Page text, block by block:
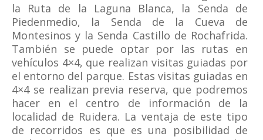
la Ruta de la Laguna Blanca, la Senda de
Piedenmedio, la Senda de la Cueva de
Montesinos y la Senda Castillo de Rochafrida.
También se puede optar por las rutas en
vehículos 4×4, que realizan visitas guiadas por
el entorno del parque. Estas visitas guiadas en
4×4 se realizan previa reserva, que podremos
hacer en el centro de información de la
localidad de Ruidera. La ventaja de este tipo
de recorridos es que es una posibilidad de